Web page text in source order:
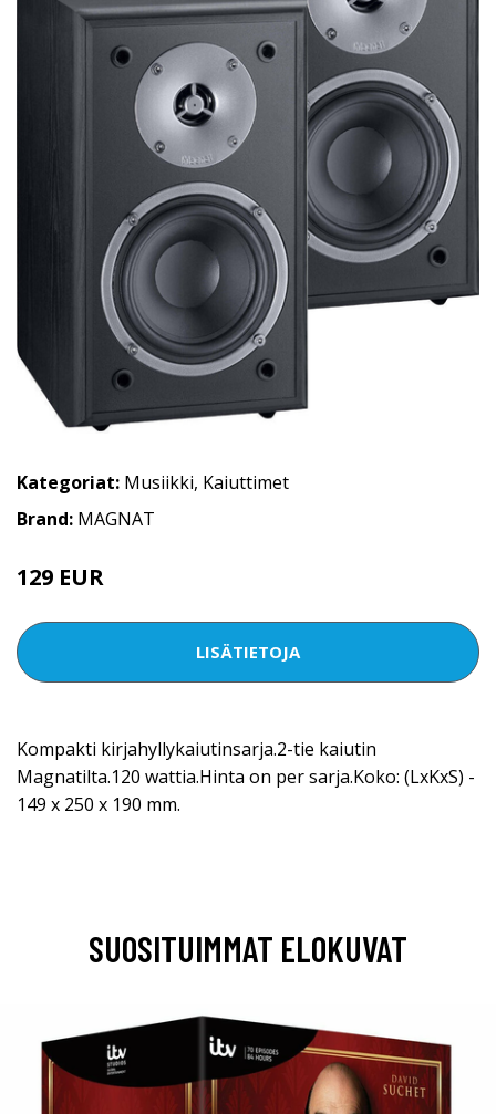
Kategoriat: Musiikki, Kaiuttimet
Brand: MAGNAT
129 EUR
LISÄTIETOJA
Kompakti kirjahyllykaiutinsarja.2-tie kaiutin
Magnatilta.120 wattia.Hinta on per sarja.Koko: (LxKxS) -
149 x 250 x 190 mm.
SUOSITUIMMAT ELOKUVAT